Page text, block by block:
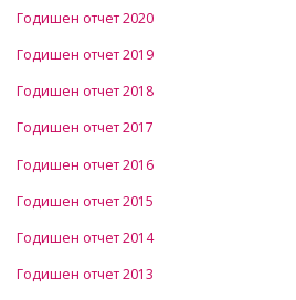
Годишен отчет 2020
Годишен отчет 2019
Годишен отчет 2018
Годишен отчет 2017
Годишен отчет 2016
Годишен отчет 2015
Годишен отчет 2014
Годишен отчет 2013